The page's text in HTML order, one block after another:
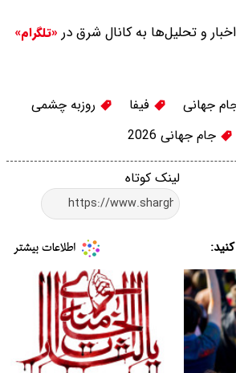
و تحلیل‌ها به کانال شرق در «تلگرام»
جهانی فیفا
روزبه چشمی
جام جهانی 2026
لینک کوتاه